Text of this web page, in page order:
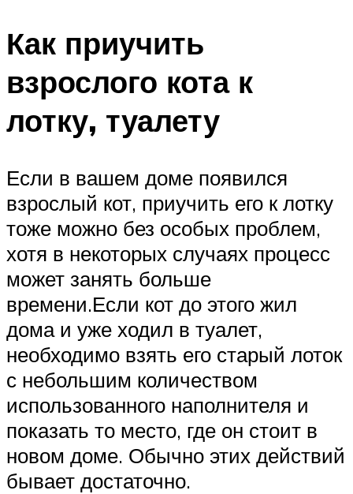
Как приучить
взрослого кота к
лотку, туалету
Если в вашем доме появился
взрослый кот, приучить его к лотку
тоже можно без особых проблем,
хотя в некоторых случаях процесс
может занять больше
времени.Если кот до этого жил
дома и уже ходил в туалет,
необходимо взять его старый лоток
с небольшим количеством
использованного наполнителя и
показать то место, где он стоит в
новом доме. Обычно этих действий
бывает достаточно.